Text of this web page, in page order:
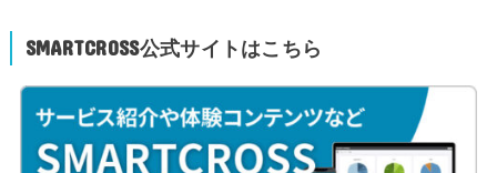
SMARTCROSS公式サイトはこちら